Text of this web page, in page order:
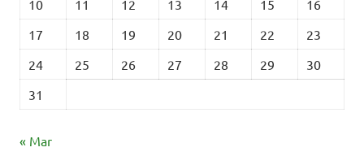
10
11 12 13 14 15
16
17
18 19 20 21 22
23
24
25 26 27 28 29
30
31
« Mar